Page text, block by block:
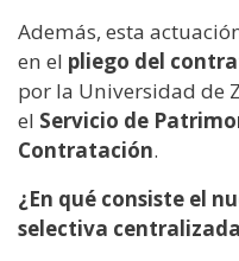
Además, esta
en el pliego del
por la Universidad de
el Servicio de
Contratación.
¿En qué consiste el
selectiva